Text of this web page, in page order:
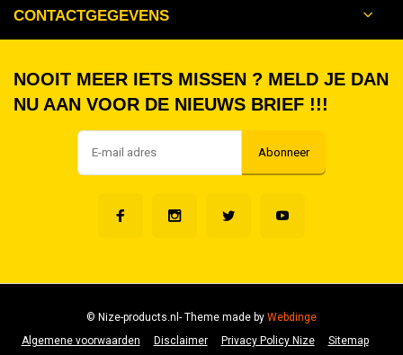
CONTACTGEGEVENS
NOOIT MEER IETS MISSEN ? MELD JE DAN
NU AAN VOOR DE NIEUWS BRIEF !!!
Abonneer
Algemene voorwaarden Disclaimer Privacy Policy Nize Sitemap
© Nize-products.nl- Theme made byWebdinge